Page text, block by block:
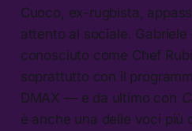
Cuoco, ex-rugbista,
attento al sociale. Gabriele
conosciuto come Chef
soprattutto con il
DMAX — e da ultimo con
è anche una delle voci più